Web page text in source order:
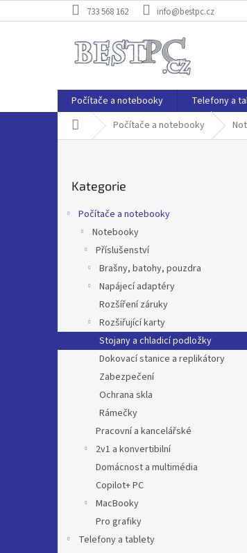
na
733 568 162 info@bestpc.cz
Počítače a notebooky Telefony a
Domů Počítače a notebooky
e
l
kategorie
Kategorie
Počítače a notebooky
Notebooky
Příslušenství
Brašny, batohy, pouzdra
Napájecí adaptéry
Rozšíření záruky
Rozšiřující karty
Stojany a chladicí podložky
Dokovací stanice a replikátory
Zabezpečení
Ochrana skla
Rámečky
Pracovní a kancelářské
2v1 a konvertibilní
Domácnost a multimédia
Copilot+ PC
MacBooky
Pro grafiky
Telefony a tablety